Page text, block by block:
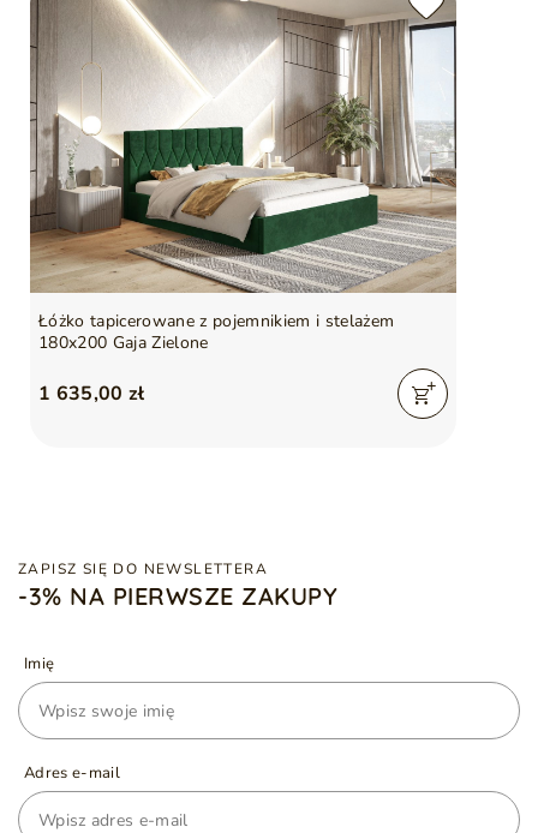
Łóżko tapicerowane z pojemnikiem i stelażem
180x200 Gaja Zielone
1 635,00 zł
ZAPISZ SIĘ DO NEWSLETTERA
-3% NA PIERWSZE ZAKUPY
Imię
Adres e-mail